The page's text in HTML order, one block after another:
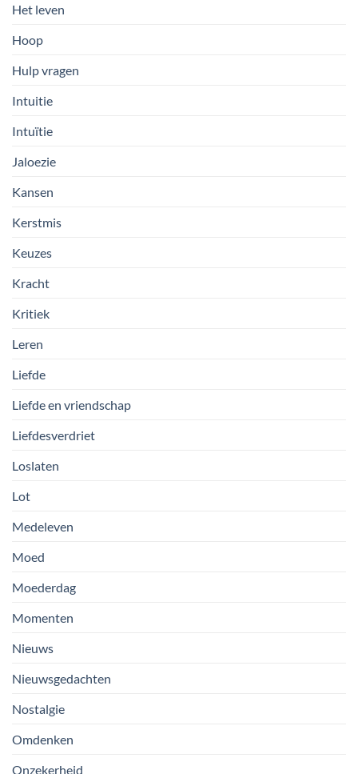
Het leven
Hoop
Hulp vragen
Intuitie
Intuïtie
Jaloezie
Kansen
Kerstmis
Keuzes
Kracht
Kritiek
Leren
Liefde
Liefde en vriendschap
Liefdesverdriet
Loslaten
Lot
Medeleven
Moed
Moederdag
Momenten
Nieuws
Nieuwsgedachten
Nostalgie
Omdenken
Onzekerheid